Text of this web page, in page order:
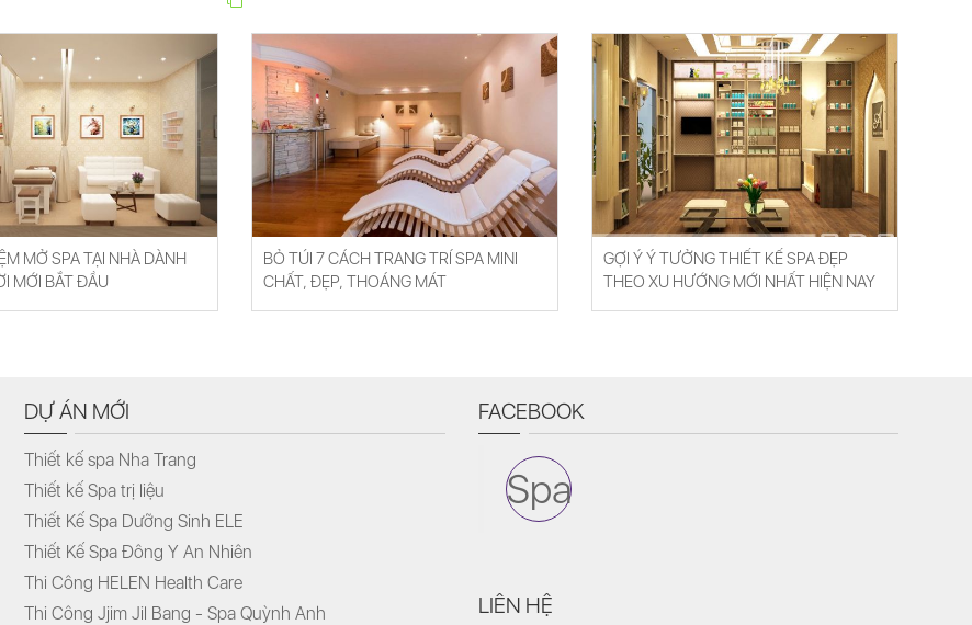
MỞ SPA TẠI NHÀ DÀNH
MỚI BẮT ĐẦU
BỎ TÚI 7 CÁCH TRANG TRÍ SPA MINI
CHẤT, ĐẸP, THOÁNG MÁT
GỢI Ý Ý TƯỞNG THIẾT KẾ SPA ĐẸP
THEO XU HƯỚNG MỚI NHẤT HIỆN NAY
DỰ ÁN MỚI
Thiết kế spa Nha Trang
Thiết kế Spa trị liệu
Thiết Kế Spa Dưỡng Sinh ELE
Thiết Kế Spa Đông Y An Nhiên
Thi Công HELEN Health Care
Thi Công Jjim Jil Bang - Spa Quỳnh Anh
FACEBOOK
Spa
LIÊN HỆ